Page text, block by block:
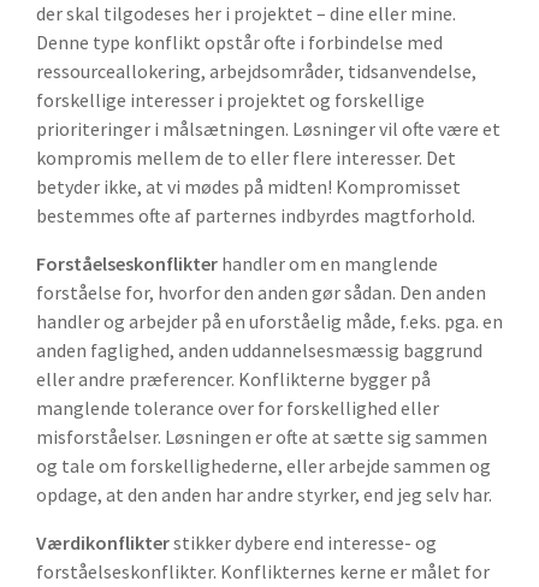
der skal tilgodeses her i projektet – dine eller mine.
Denne type konflikt opstår ofte i forbindelse med
ressourceallokering, arbejdsområder, tidsanvendelse,
forskellige interesser i projektet og forskellige
prioriteringer i målsætningen. Løsninger vil ofte være et
kompromis mellem de to eller flere interesser. Det
betyder ikke, at vi mødes på midten! Kompromisset
bestemmes ofte af parternes indbyrdes magtforhold.
Forståelseskonflikter handler om en manglende
forståelse for, hvorfor den anden gør sådan. Den anden
handler og arbejder på en uforståelig måde, f.eks. pga. en
anden faglighed, anden uddannelsesmæssig baggrund
eller andre præferencer. Konflikterne bygger på
manglende tolerance over for forskellighed eller
misforståelser. Løsningen er ofte at sætte sig sammen
og tale om forskellighederne, eller arbejde sammen og
opdage, at den anden har andre styrker, end jeg selv har.
Værdikonflikterstikker dybere end interesse- og
forståelseskonflikter. Konflikternes kerne er målet for